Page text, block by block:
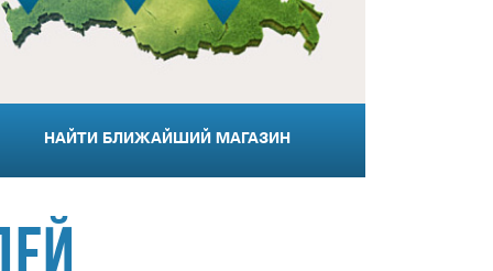
НАЙТИ БЛИЖАЙШИЙ МАГАЗИН